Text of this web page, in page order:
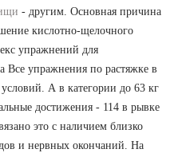
- другим. Основная причина
кислотно-щелочного
упражнений для
Все упражнения по растяжке в
А в категории до 63 кг
достижения - 114 в рывке
это с наличием близко
и нервных окончаний. На